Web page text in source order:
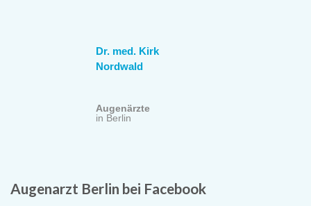
Dr. med. Kirk
Nordwald
Augenärzte
in Berlin
Augenarzt Berlin bei Facebook